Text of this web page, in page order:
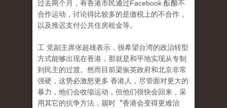
过去两个月，有香港市民通过Facebook 酝酿不
合作运动，讨论得比较多的是缴税上的不合作 ，
以及推迟支付公共住房租金等。
工 党副主席张超雄表示，很希望台湾的政治转型
方式能够出现在香港，那就是和平地实现从专制
到民主的过渡。然而目前梁振英政府和北京非常
强硬，这势必激怒更多 香港人，尽管面对更大的
暴力，他们会收缩运动，但他们很快会回来，采
用其它的抗争方法，届时〝香港会变得更难治